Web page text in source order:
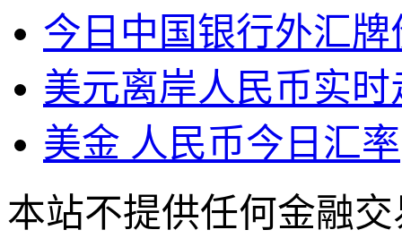
今日中国银行外汇牌
美元离岸人民币实时
美金 人民币今日汇率
本站不提供任何金融